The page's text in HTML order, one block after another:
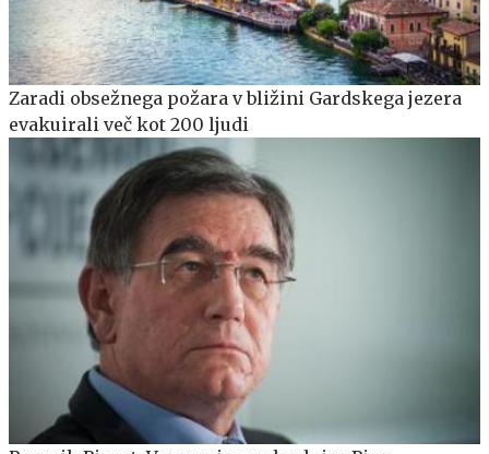
Zaradi obsežnega požara v bližini Gardskega jezera
evakuirali več kot 200 ljudi